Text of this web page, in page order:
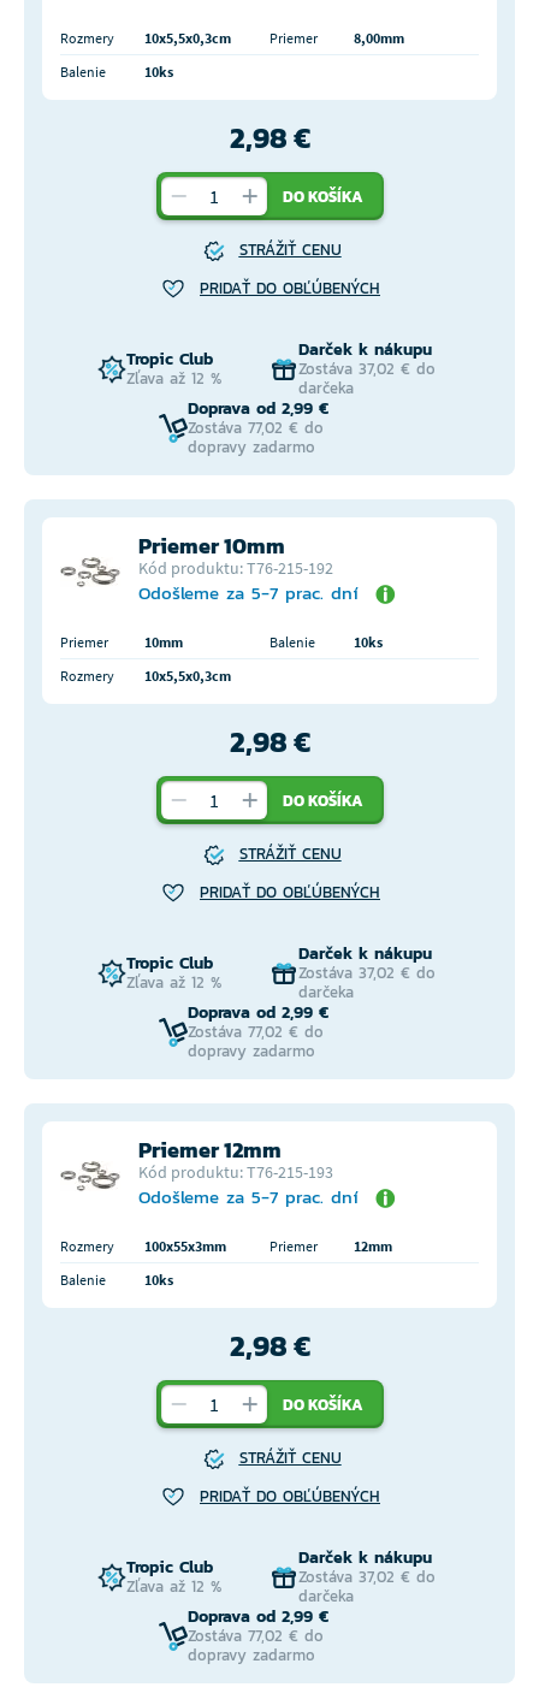
Rozmery 10x5,5x0,3cm Priemer
8,00mm
Balenie
10ks
2,98 €
DO KOŠÍKA
STRÁŽIŤ CENU
PRIDAŤ DO OBĽÚBENÝCH
Tropic Club
Zľava až 12 %
Darček k nákupu
Zostáva 37,02 € do
darčeka
Doprava od 2,99 €
Zostáva 77,02 € do
dopravy zadarmo
Priemer 10mm
Kód produktu: T76-215-192
Odošleme za 5-7 prac. dní
Priemer 10mm Balenie
10ks
Rozmery
10x5,5x0,3cm
2,98 €
DO KOŠÍKA
STRÁŽIŤ CENU
PRIDAŤ DO OBĽÚBENÝCH
Tropic Club
Zľava až 12 %
Darček k nákupu
Zostáva 37,02 € do
darčeka
Doprava od 2,99 €
Zostáva 77,02 € do
dopravy zadarmo
Priemer 12mm
Kód produktu: T76-215-193
Odošleme za 5-7 prac. dní
Rozmery 100x55x3mm Priemer
12mm
Balenie
10ks
2,98 €
DO KOŠÍKA
STRÁŽIŤ CENU
PRIDAŤ DO OBĽÚBENÝCH
Tropic Club
Zľava až 12 %
Darček k nákupu
Zostáva 37,02 € do
darčeka
Doprava od 2,99 €
Zostáva 77,02 € do
dopravy zadarmo